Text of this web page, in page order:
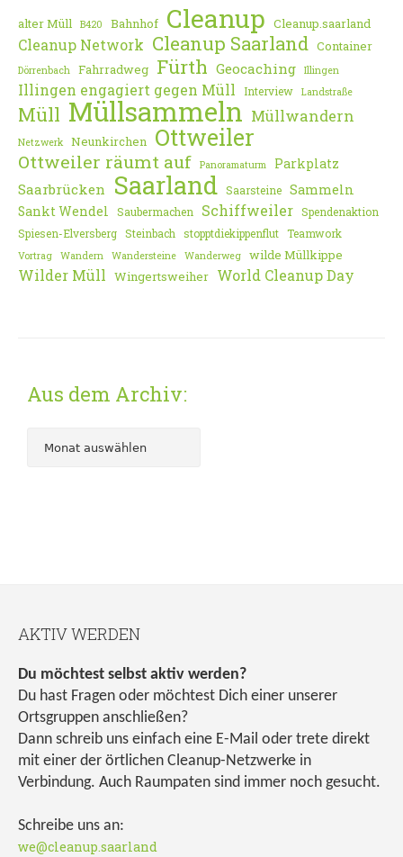
alter Müll B420 Bahnhof Cleanup Cleanup.saarland
Cleanup Network Cleanup Saarland Container
Dörrenbach Fahrradweg Fürth Geocaching Illingen
Illingen engagiert gegen Müll Interview Landstraße
Müll Müllsammeln Müllwandern
Netzwerk Neunkirchen Ottweiler
Ottweiler räumt auf Panoramaturm Parkplatz
Saarbrücken Saarland Saarsteine Sammeln
Sankt Wendel
Saubermachen Schiffweiler Spendenaktion
Spiesen-Elversberg Steinbach stopptdiekippenflut Teamwork
Vortrag Wandern Wandersteine Wanderweg wilde Müllkippe
Wilder Müll Wingertsweiher World Cleanup Day
Aus dem Archiv:
AKTIV WERDEN
Du möchtest selbst aktiv werden?
Du hast Fragen oder möchtest Dich einer unserer
Ortsgruppen anschließen?
Dann schreib uns einfach eine E-Mail oder trete direkt
mit einer der örtlichen Cleanup-Netzwerke in
Verbindung. Auch Raumpaten sind immer noch gesucht.
Schreibe uns an:
we@cleanup.saarland